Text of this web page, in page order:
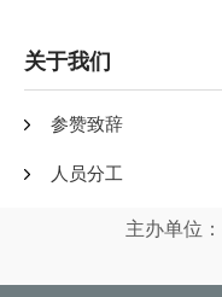
关于我们
参赞致辞
人员分工
主办单位